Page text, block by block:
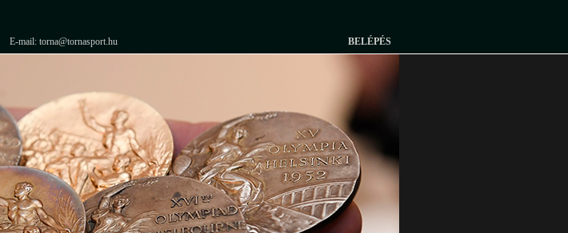
E-mail: torna@tornasport.hu BELÉPÉS